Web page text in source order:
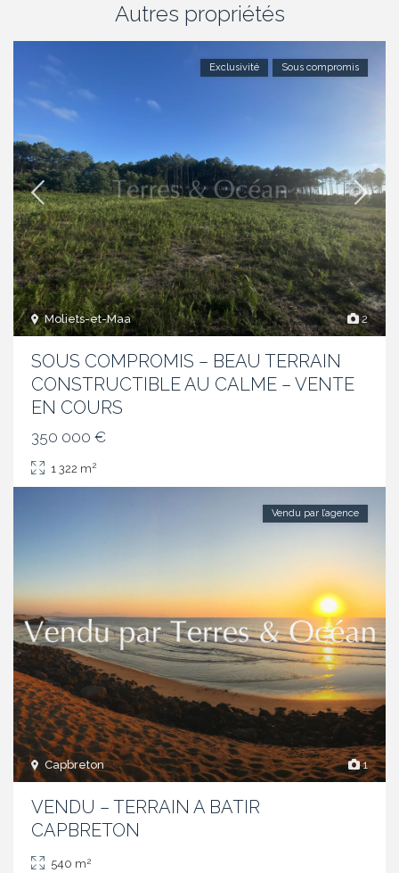
Autres propriétés
2
Moliets-et-Maa
Exclusivité Sous compromis
SOUS COMPROMIS – BEAU TERRAIN
CONSTRUCTIBLE AU CALME – VENTE
EN COURS
350 000 €
1 322 m2
1
Capbreton
Vendu par l’agence
VENDU – TERRAIN A BATIR
CAPBRETON
540 m2